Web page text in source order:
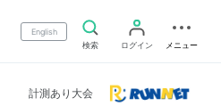
English
検索
ログイン メニュー
計測あり大会